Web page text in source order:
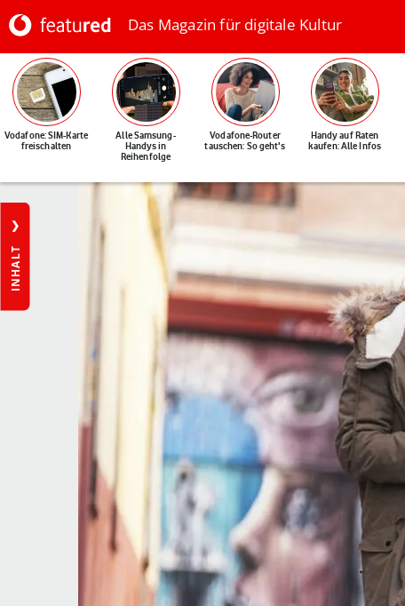
Das Magazin für digitale Kultur
Vodafone: SIM-Karte
freischalten
Alle Samsung-
Handys in
Reihenfolge
Vodafone-Router
tauschen: So geht's
Handy auf Raten
kaufen: Alle Infos
INHALT